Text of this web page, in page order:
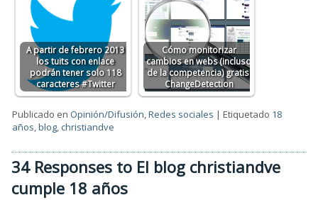
A partir de febrero 2013
los tuits con enlace
podrán tener solo 118
caracteres #Twitter
Cómo monitorizar
cambios en webs (incluso
de la competencia) gratis.
ChangeDetection
Publicado en Opinión/Difusión,Redes sociales |Etiquetado 18
años,blog,christiandve
34 Responses to El blog christiandve
cumple 18 años